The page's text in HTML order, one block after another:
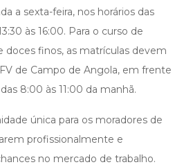
a sexta-feira, nos horários das
às 16:00. Para o curso de
doces finos, as matrículas devem
de Campo de Angola, em frente
8:00 às 11:00 da manhã.
única para os moradores de
profissionalmente e
no mercado de trabalho.